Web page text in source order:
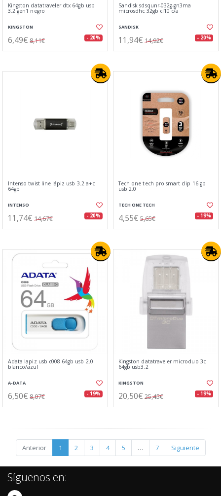
Kingston datatraveler dtx 64gb usb
3.2 gen1 negro
KINGSTON
6,49€ 8,11€ - 20%
Sandisk sdsqunr-032g-gn3ma
microsdhc 32gb cl10 c/a
SANDISK
11,94€ 14,92€ - 20%
Intenso twist line lápiz usb 3.2 a+c
64gb
INTENSO
11,74€ 14,67€ - 20%
Tech one tech pro smart clip 16 gb
usb 2.0
TECH ONE TECH
4,55€ 5,65€ - 19%
Adata lapiz usb c008 64gb usb 2.0
blanco/azul
A-DATA
6,50€ 8,07€ - 19%
Kingston datatraveler microduo 3c
64gb usb3.2
KINGSTON
20,50€ 25,45€ - 19%
Anterior 1 2 3 4 5 … 7 Siguiente
Síguenos en: